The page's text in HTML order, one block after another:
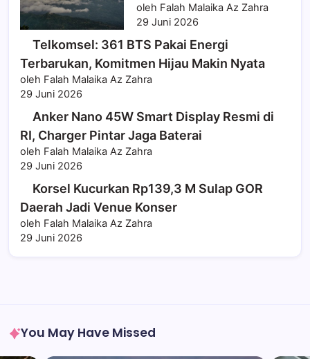
oleh Falah Malaika Az Zahra
29 Juni 2026
Telkomsel: 361 BTS Pakai Energi
Terbarukan, Komitmen Hijau Makin Nyata
oleh Falah Malaika Az Zahra
29 Juni 2026
Anker Nano 45W Smart Display Resmi di
RI, Charger Pintar Jaga Baterai
oleh Falah Malaika Az Zahra
29 Juni 2026
Korsel Kucurkan Rp139,3 M Sulap GOR
Daerah Jadi Venue Konser
oleh Falah Malaika Az Zahra
29 Juni 2026
You May Have Missed